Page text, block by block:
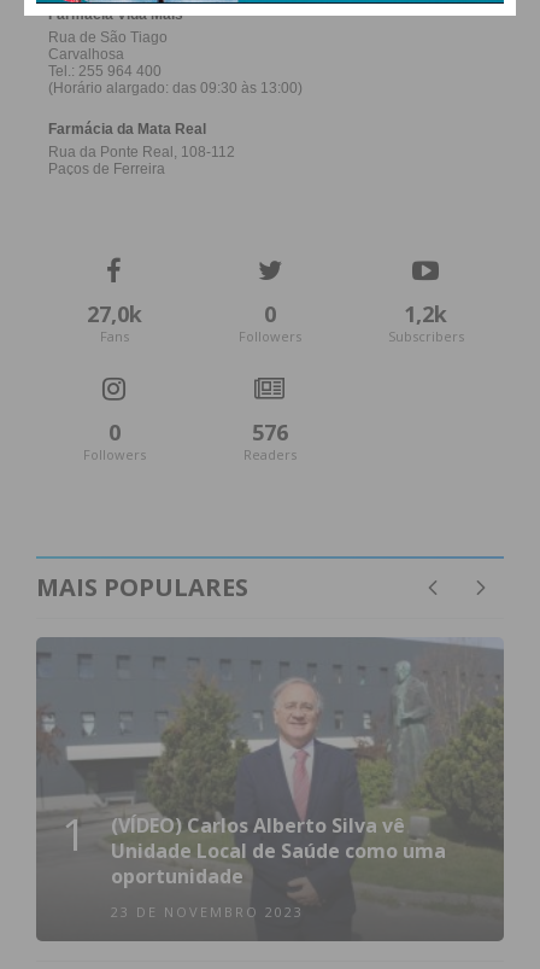
27,0k
Fans
0
Followers
1,2k
Subscribers
0
Followers
576
Readers
MAIS POPULARES
1
(VÍDEO) Carlos Alberto Silva vê
Unidade Local de Saúde como uma
oportunidade
23 DE NOVEMBRO 2023